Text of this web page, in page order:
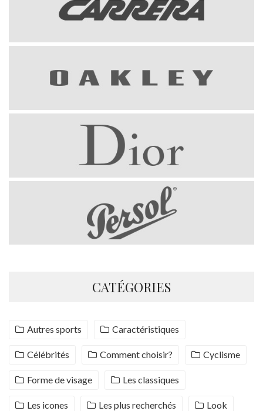
CATÉGORIES
Autres sports Caractéristiques
Célébrités Comment choisir? Cyclisme
Forme de visage Les classiques
Les icones Les plus recherchés Look